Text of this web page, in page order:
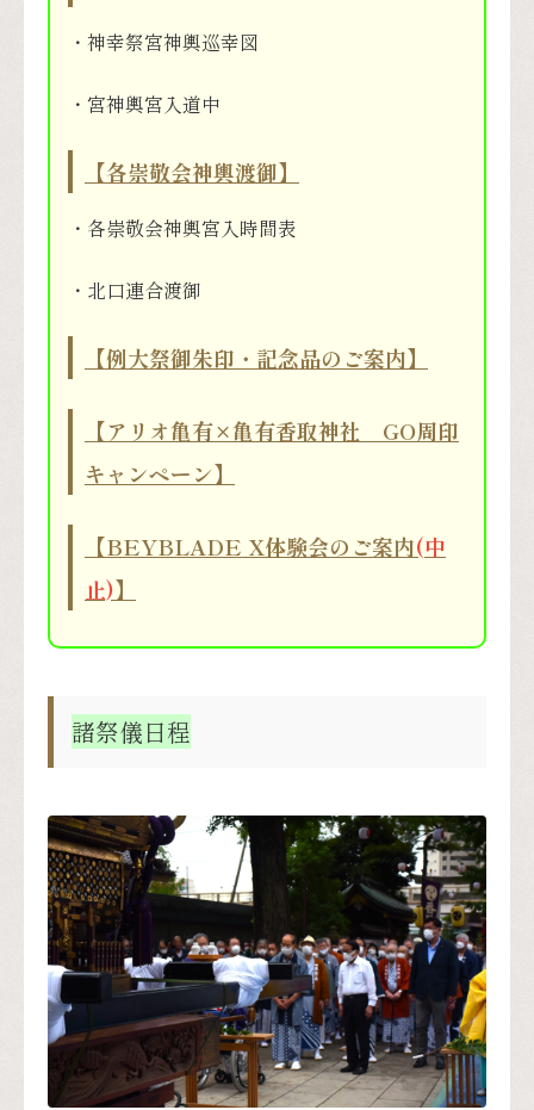
・神幸祭宮神輿巡幸図
・宮神輿宮入道中
【各崇敬会神輿渡御】
・各崇敬会神輿宮入時間表
・北口連合渡御
【例大祭御朱印・記念品のご案内】
【アリオ亀有×亀有香取神社 GO周印
キャンペーン】
【BEYBLADE X体験会のご案内(中
止)】
諸祭儀日程